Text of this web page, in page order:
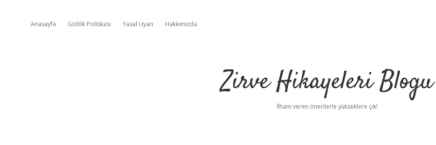
Anasayfa Gizlilik Politikası Yasal Uyarı Hakkımızda
Zirve Hikayeleri Blogu
İlham veren önerilerle yükseklere çık!